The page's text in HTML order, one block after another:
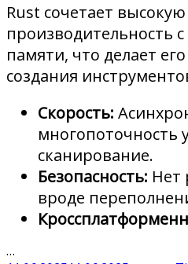
Rust сочетает высокую
производительность
памяти, что делает
создания
Скорость:
многопоточность
сканирование.
Безопасность: Нет
вроде
…